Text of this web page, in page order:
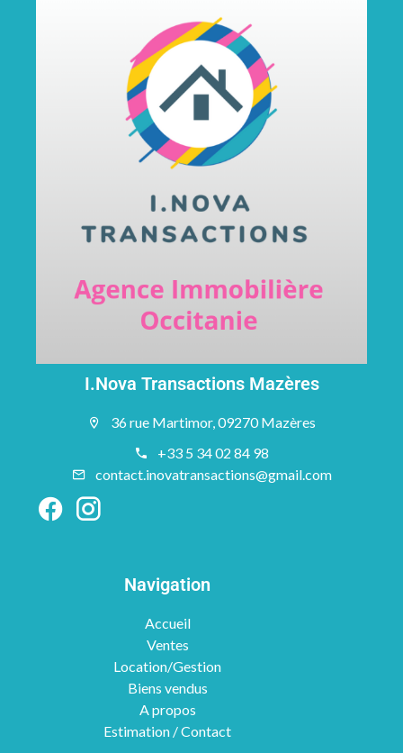
I.Nova Transactions Mazères
36 rue Martimor, 09270 Mazères
+33 5 34 02 84 98
contact.inovatransactions@gmail.com
Navigation
Accueil
Ventes
Location/Gestion
Biens vendus
A propos
Estimation / Contact